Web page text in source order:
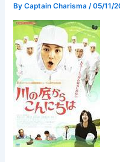
ByCaptain Charisma /05/11/